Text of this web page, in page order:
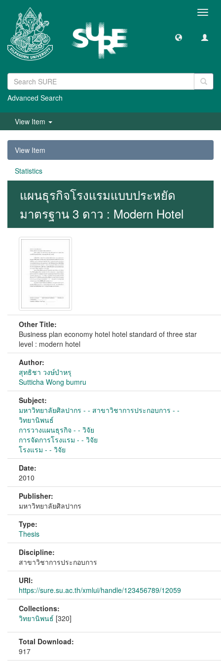
Advanced Search
View Item
View Item
Statistics
แผนธุรกิจโรงแรมแบบประหยัด
มาตรฐาน 3 ดาว : Modern Hotel
Other Title:
Business plan economy hotel hotel standard of three star
level : modern hotel
Author:
สุทธิชา วงษ์บำหรุ
Sutticha Wong bumru
Subject:
มหาวิทยาลัยศิลปากร - - สาขาวิชาการประกอบการ - -
วิทยานิพนธ์
การวางแผนธุรกิจ - - วิจัย
การจัดการโรงแรม - - วิจัย
โรงแรม - - วิจัย
Date:
2010
Publisher:
มหาวิทยาลัยศิลปากร
Type:
Thesis
Discipline:
สาขาวิชาการประกอบการ
URI:
https://sure.su.ac.th/xmlui/handle/123456789/12059
Collections:
วิทยานิพนธ์ [320]
Total Download:
917